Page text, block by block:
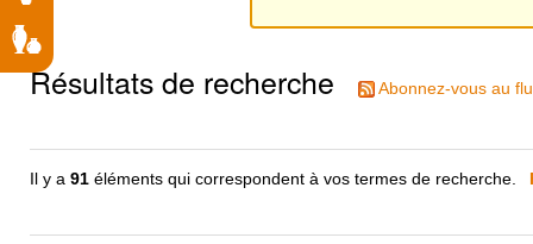
Résultats de recherche Abonnez-vous au
Il y a91 éléments qui correspondent à vos termes de recherche.